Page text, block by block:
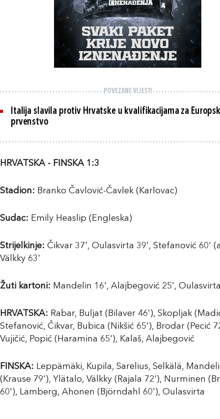
POVEZANE VIJESTI
Italija slavila protiv Hrvatske u kvalifikacijama za
prvenstvo
HRVATSKA - FINSKA 1:3
Stadion: Branko Čavlović-Čavlek (Karlovac)
Sudac: Emily Heaslip (Engleska)
Strijelkinje: Čikvar 37', Oulasvirta 39', Stefanović 60'
Välkky 63'
Žuti kartoni: Mandelin 16', Alajbegović 25',
HRVATSKA: Rabar, Buljat (Bilaver 46'), Skopljak
Stefanović, Čikvar, Bubica (Nikšić 65'), Brodar (Pecić
Vujičić, Popić (Haramina 65'), Kalaš, Alajbegović
FINSKA: Leppämäki, Kupila, Sarelius, Selkälä,
(Krause 79'), Ylätalo, Välkky (Rajala 72'), Nurminen
60'), Lamberg, Ahonen (Björndahl 60'), Oulasvirta